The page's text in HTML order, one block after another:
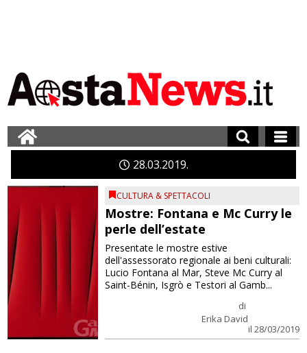
2803 2019
CULTURA & SPETTACOLI
Mostre: Fontana e Mc Curry le
perle dell’estate
di
Erika David
il 28/03/2019
Presentate le mostre estive
dell'assessorato regionale ai beni culturali:
Lucio Fontana al Mar, Steve Mc Curry al
Saint-Bénin, Isgrò e Testori al Gamb...